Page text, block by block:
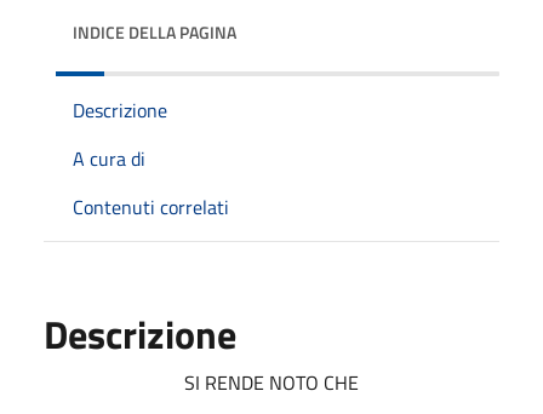
INDICE DELLA PAGINA
Descrizione
A cura di
Contenuti correlati
Descrizione
SI RENDE NOTO CHE